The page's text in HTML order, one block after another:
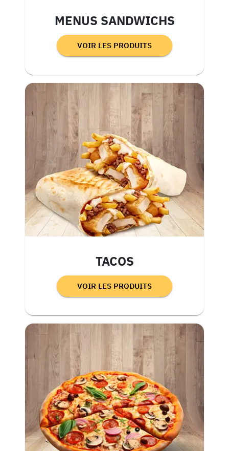
MENUS SANDWICHS
VOIR LES PRODUITS
TACOS
VOIR LES PRODUITS